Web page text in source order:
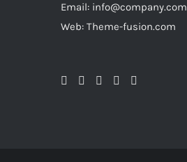
Email: info@company.com
Web: Theme-fusion.com